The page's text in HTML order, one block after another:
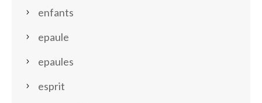
enfants
epaule
epaules
esprit